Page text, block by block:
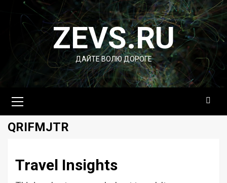
Перейти
содержимомуZEVS.RU
ДАЙТЕ ВОЛЮ ДОРОГЕ
меню
QRIFMJTR
Travel Insights